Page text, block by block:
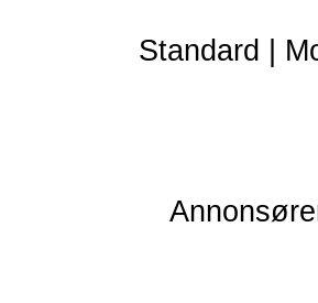
Standard